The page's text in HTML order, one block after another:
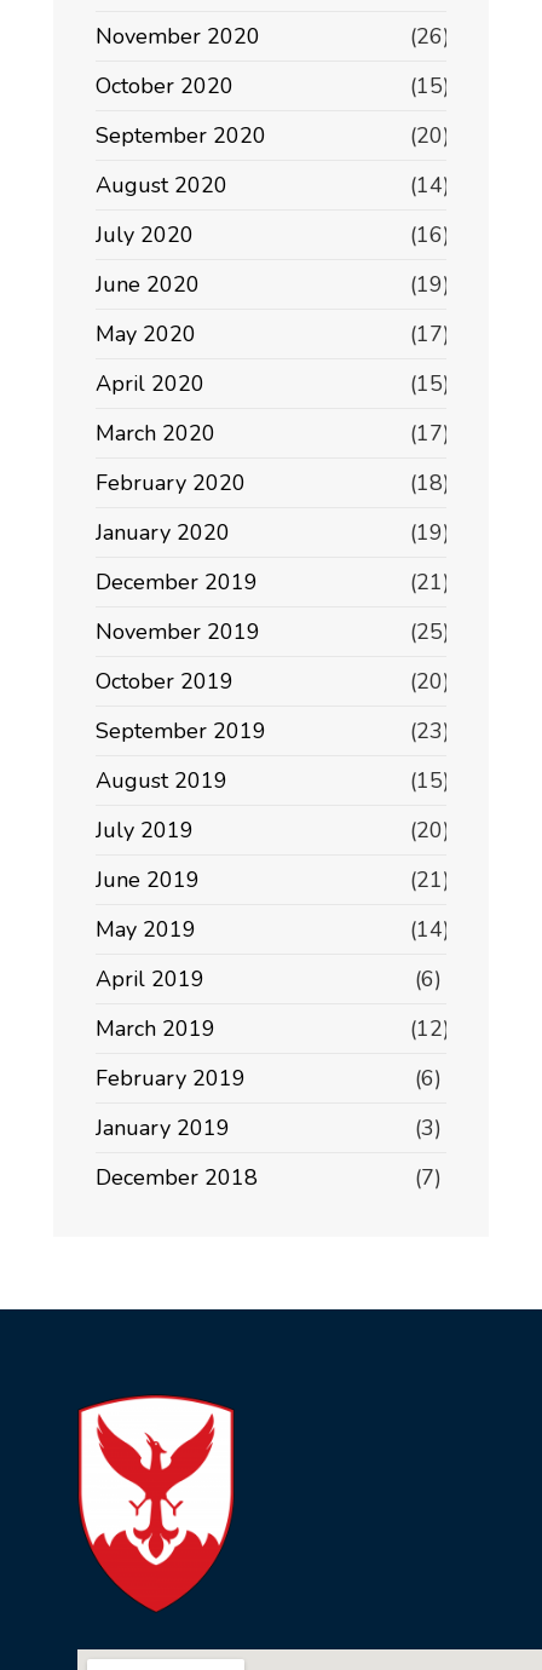
November 2020
(26)
October 2020
(15)
September 2020
(20)
August 2020
(14)
July 2020
(16)
June 2020
(19)
May 2020
(17)
April 2020
(15)
March 2020
(17)
February 2020
(18)
January 2020
(19)
December 2019
(21)
November 2019
(25)
October 2019
(20)
September 2019
(23)
August 2019
(15)
July 2019
(20)
June 2019
(21)
May 2019
(14)
April 2019
(6)
March 2019
(12)
February 2019
(6)
January 2019
(3)
December 2018
(7)